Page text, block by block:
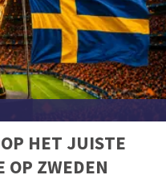
HET JUISTE
OP ZWEDEN